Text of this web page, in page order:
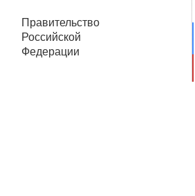
Правительство
Российской
Федерации